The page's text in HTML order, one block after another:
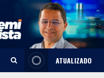
ATUALIZADO